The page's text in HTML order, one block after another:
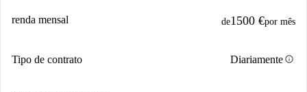
renda mensal de1500 €por mês
Tipo de contrato Diariamenteinfo